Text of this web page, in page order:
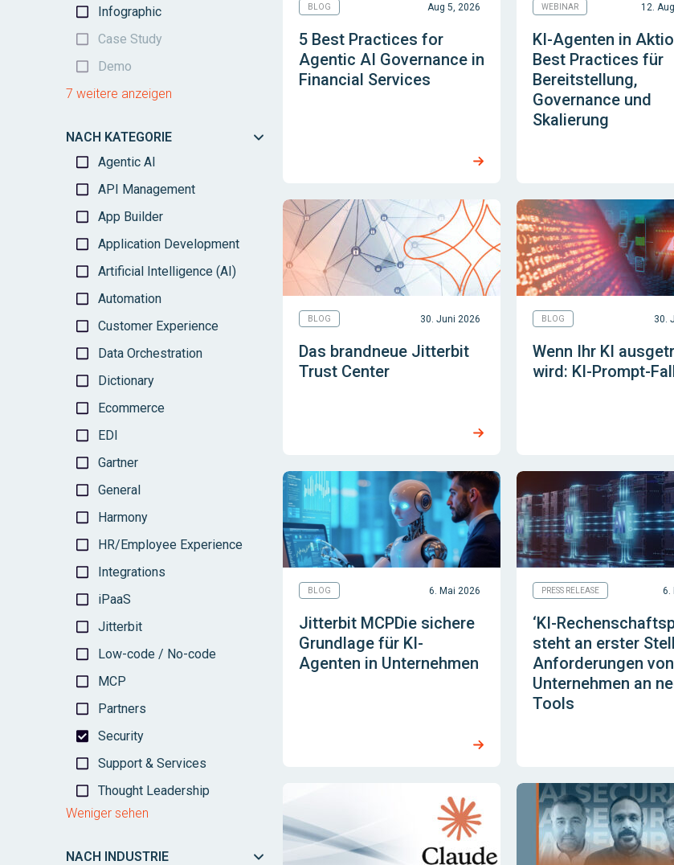
Infographic
Case Study
Demo
7 weitere anzeigen
NACH KATEGORIE
Agentic AI
API Management
App Builder
Application Development
Artificial Intelligence (AI)
Automation
Customer Experience
Data Orchestration
Dictionary
Ecommerce
EDI
Gartner
General
Harmony
HR/Employee Experience
Integrations
iPaaS
Jitterbit
Low-code / No-code
MCP
Partners
Security
Support & Services
Thought Leadership
Weniger sehen
NACH INDUSTRIE
BLOG Aug 5, 2026
5 Best Practices for
Agentic AI Governance in
Financial Services
WEBINAR 12.
KI-Agenten in
Best Practices für
Bereitstellung,
Governance und
Skalierung
BLOG 30. Juni 2026
Das brandneue Jitterbit
Trust Center
BLOG 30.
Wenn Ihr KI
wird: KI-Prompt-
BLOG 6. Mai 2026
Jitterbit MCPDie sichere
Grundlage für KI-
Agenten in Unternehmen
PRESS RELEASE 6.
‘KI-
steht an erster
Anforderungen von
Unternehmen an
Tools